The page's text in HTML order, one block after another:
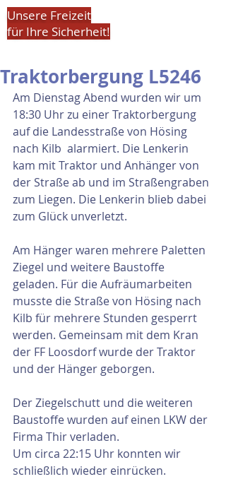
Unsere Freizeit
für Ihre Sicherheit!
Traktorbergung L5246
Am Dienstag Abend wurden wir um
18:30 Uhr zu einer Traktorbergung
auf die Landesstraße von Hösing
nach Kilb  alarmiert. Die Lenkerin
kam mit Traktor und Anhänger von
der Straße ab und im Straßengraben
zum Liegen. Die Lenkerin blieb dabei
zum Glück unverletzt.
Am Hänger waren mehrere Paletten
Ziegel und weitere Baustoffe
geladen. Für die Aufräumarbeiten
musste die Straße von Hösing nach
Kilb für mehrere Stunden gesperrt
werden. Gemeinsam mit dem Kran
der FF Loosdorf wurde der Traktor
und der Hänger geborgen.
Der Ziegelschutt und die weiteren
Baustoffe wurden auf einen LKW der
Firma Thir verladen.
Um circa 22:15 Uhr konnten wir
schließlich wieder einrücken.